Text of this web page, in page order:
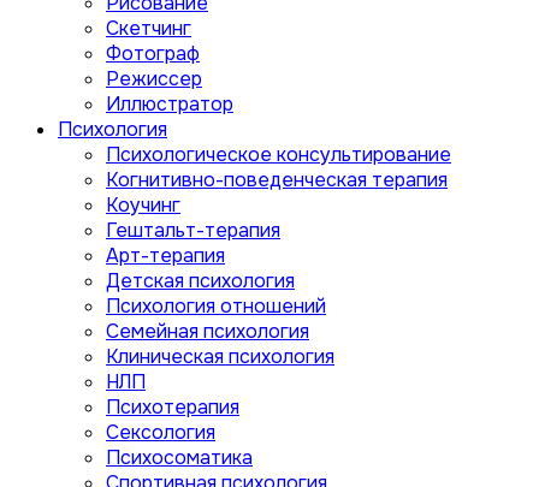
Скетчинг
Фотограф
Режиссер
Иллюстратор
Психология
Психологическое консультирование
Когнитивно-поведенческая терапия
Коучинг
Гештальт-терапия
Арт-терапия
Детская психология
Психология отношений
Семейная психология
Клиническая психология
НЛП
Психотерапия
Сексология
Психосоматика